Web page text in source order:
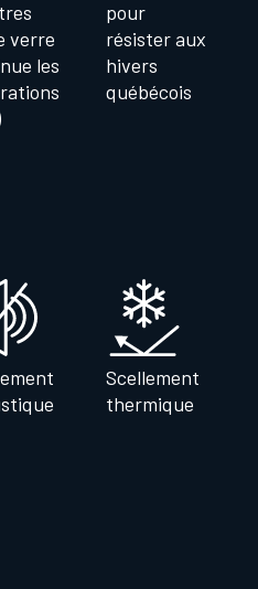
verre
les
pour
résister aux
hivers
québécois
Scellement
thermique